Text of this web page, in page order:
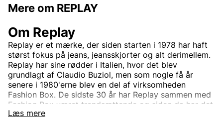
Mere om REPLAY
Læs mere
Om Replay
Replay er et mærke, der siden starten i 1978 har haft
størst fokus på jeans, jeansskjorter og alt derimellem.
Replay har sine rødder i Italien, hvor det blev
grundlagt af Claudio Buziol, men som nogle få år
senere i 1980'erne blev en del af virksomheden
Fashion Box. De sidste 30 år har Replay sammen med
Fashion Box været trendsættende og siden da har det
været helt synonymt med høj standard og god